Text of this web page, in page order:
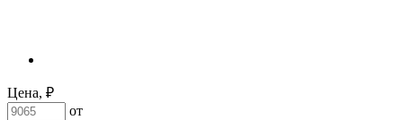
Цена, ₽
от